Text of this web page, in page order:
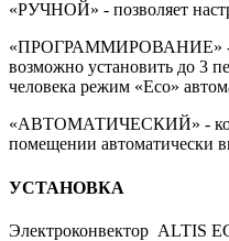
«РУЧНОЙ» - позволяет
«ПРОГРАММИРОВАНИЕ» -
возможно установить до 3
человека режим «Eco»
«АВТОМАТИЧЕСКИЙ» -
помещении автоматически
УСТАНОВКА
Электроконвектор ALTIS